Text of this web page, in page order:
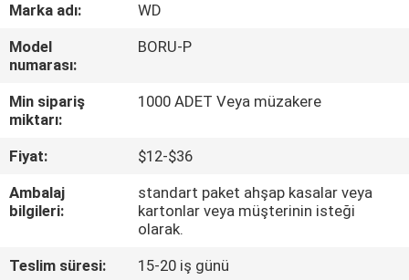
TURU
KALITE
KONTROLÜ
BIZE
Marka adı:
WD
Model
numarası:
BORU-P
Min sipariş
miktarı:
1000 ADET Veya müzakere
Fiyat:
$12-$36
Ambalaj
bilgileri:
standart paket ahşap kasalar veya
kartonlar veya müşterinin isteği
olarak.
Teslim süresi:
15-20 iş günü